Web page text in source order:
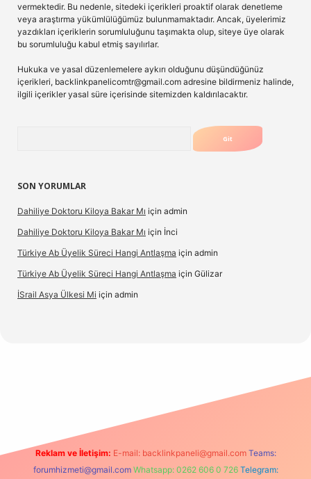
vermektedir. Bu nedenle, sitedeki içerikleri proaktif olarak denetleme
veya araştırma yükümlülüğümüz bulunmamaktadır. Ancak, üyelerimiz
yazdıkları içeriklerin sorumluluğunu taşımakta olup, siteye üye olarak
bu sorumluluğu kabul etmiş sayılırlar.
Hukuka ve yasal düzenlemelere aykırı olduğunu düşündüğünüz
içerikleri, backlinkpanelicomtr@gmail.com adresine bildirmeniz halinde,
ilgili içerikler yasal süre içerisinde sitemizden kaldırılacaktır.
SON YORUMLAR
Dahiliye Doktoru Kiloya Bakar Mı için admin
Dahiliye Doktoru Kiloya Bakar Mı için İnci
Türkiye Ab Üyelik Süreci Hangi Antlaşma için admin
Türkiye Ab Üyelik Süreci Hangi Antlaşma için Gülizar
İSrail Asya Ülkesi Mi için admin
Reklam ve İletişim: E-mail: backlinkpaneli@gmail.com Teams:
forumhizmeti@gmail.com Whatsapp: 0262 606 0 726 Telegram: